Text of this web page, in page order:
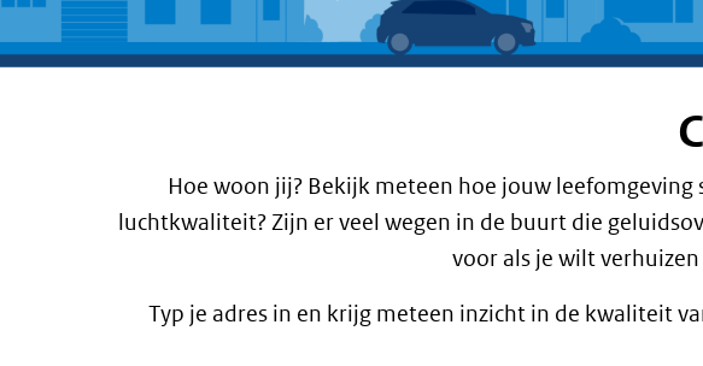
Hoe woon jij? Bekijk meteen hoe jouw
luchtkwaliteit? Zijn er veel wegen in de buurt die
voor als je wilt
Typ je adres in en krijg meteen inzicht in de kwaliteit